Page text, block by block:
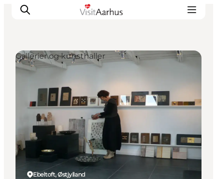
Oplevelser
Kalender
Byer og steder
Planlæg ferien
Transport
Ebeltoft, Østjylland
Gallerier og kunsthaller